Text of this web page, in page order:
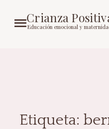
Crianza
Educación emocional y
Etiqueta: